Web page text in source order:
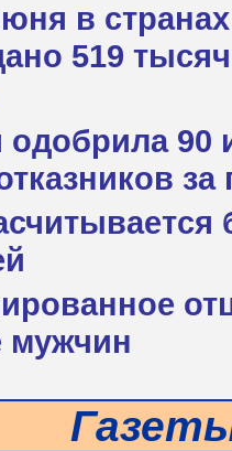
в
519
одобрила 90
за
мужчин